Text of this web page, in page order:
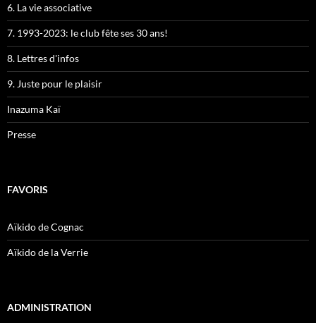
6. La vie associative
7. 1993-2023: le club fête ses 30 ans!
8. Lettres d'infos
9. Juste pour le plaisir
Inazuma Kaï
Presse
FAVORIS
Aïkido de Cognac
Aïkido de la Verrie
ADMINISTRATION